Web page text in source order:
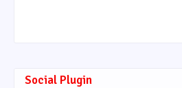
Social Plugin